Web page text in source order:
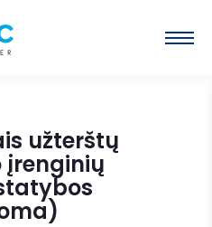
užterštų
įrenginių